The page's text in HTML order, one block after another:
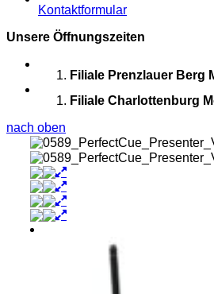
Kontaktformular
Unsere Öffnungszeiten
Filiale Prenzlauer Berg
Filiale Charlottenburg
nach oben